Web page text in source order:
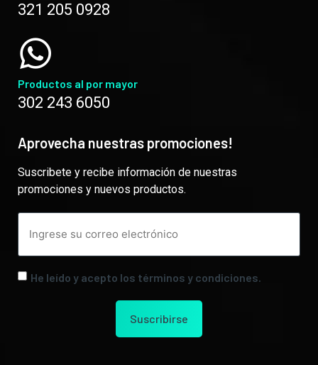
321 205 0928
Productos al por mayor
302 243 6050
Aprovecha nuestras promociones!
Suscribete y recibe información de nuestras
promociones y nuevos productos.
He leído y acepto los términos y condiciones.